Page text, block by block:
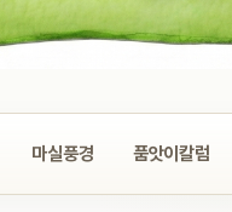
마실풍경 품앗이칼럼